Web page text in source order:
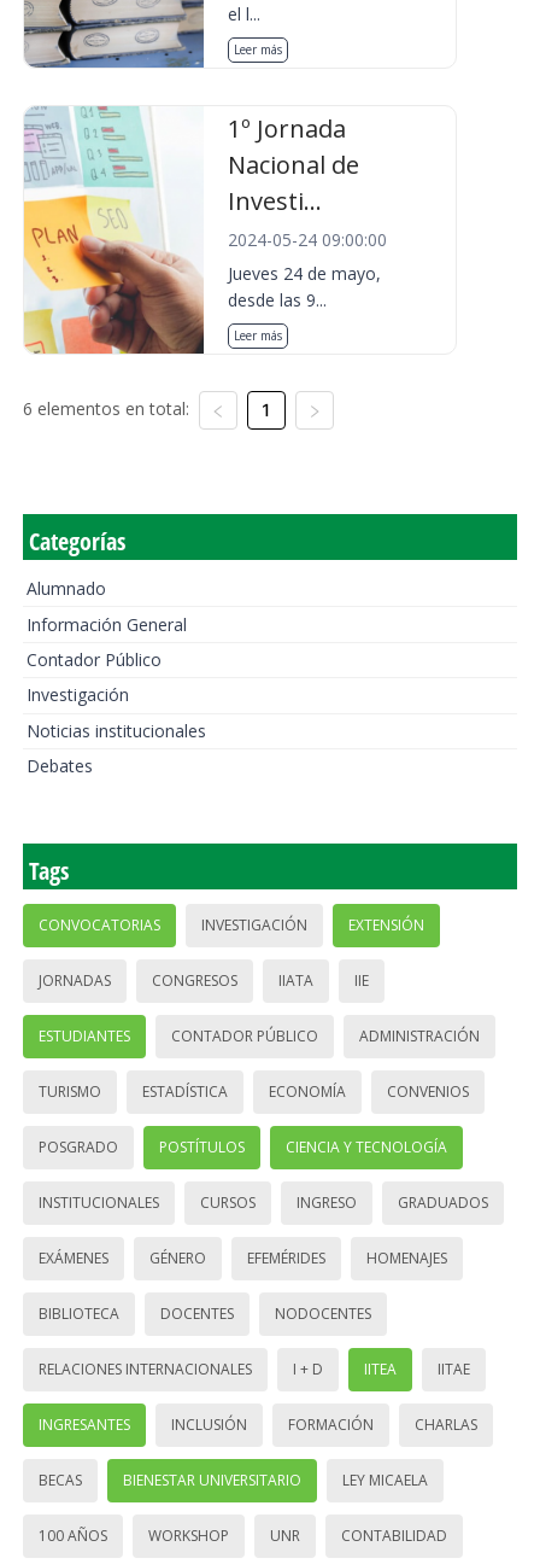
el l...
Leer más
1º Jornada
Nacional de
Investi...
2024-05-24 09:00:00
Jueves 24 de mayo,
desde las 9...
Leer más
6 elementos en total: 1
Categorías
Alumnado
Información General
Contador Público
Investigación
Noticias institucionales
Debates
Tags
CONVOCATORIAS INVESTIGACIÓN EXTENSIÓN
JORNADAS CONGRESOS IIATA IIE
ESTUDIANTES CONTADOR PÚBLICO ADMINISTRACIÓN
TURISMO ESTADÍSTICA ECONOMÍA CONVENIOS
POSGRADO POSTÍTULOS CIENCIA Y TECNOLOGÍA
INSTITUCIONALES CURSOS INGRESO GRADUADOS
EXÁMENES GÉNERO EFEMÉRIDES HOMENAJES
BIBLIOTECA DOCENTES NODOCENTES
RELACIONES INTERNACIONALES I + D IITEA IITAE
INGRESANTES INCLUSIÓN FORMACIÓN CHARLAS
BECAS BIENESTAR UNIVERSITARIO LEY MICAELA
100 AÑOS WORKSHOP UNR CONTABILIDAD